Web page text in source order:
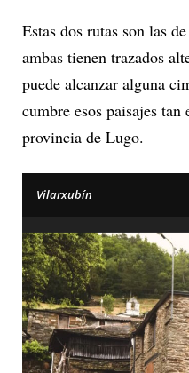
Estas dos rutas son las de
ambas tienen trazados
puede alcanzar alguna
cumbre esos paisajes tan
provincia de Lugo.
Vilarxubín